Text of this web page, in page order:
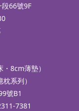
66號9F
8cm薄墊）
系列）
號B1
7381